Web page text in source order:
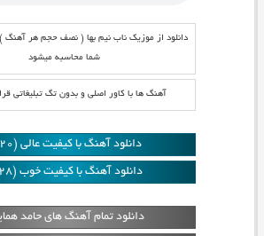
دانلود از موزیک ناب نیم بها ( نصف حجم هر
شما محاسبه میشود
آهنگ ها با کاور اصلی و بدون تگ تبلیغاتی
دانلود آهنگ با کیفیت عالی (320)
دانلود آهنگ با کیفیت خوب (128)
دانلود تمام آهنگ های حامد